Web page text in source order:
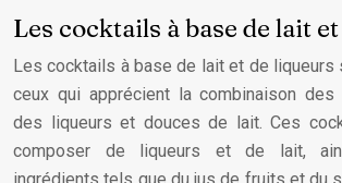
Les cocktails à base de lait
Les cocktails à base de lait et de liqueurs
ceux qui apprécient la combinaison des
des liqueurs et douces de lait. Ces
composer de liqueurs et de lait,